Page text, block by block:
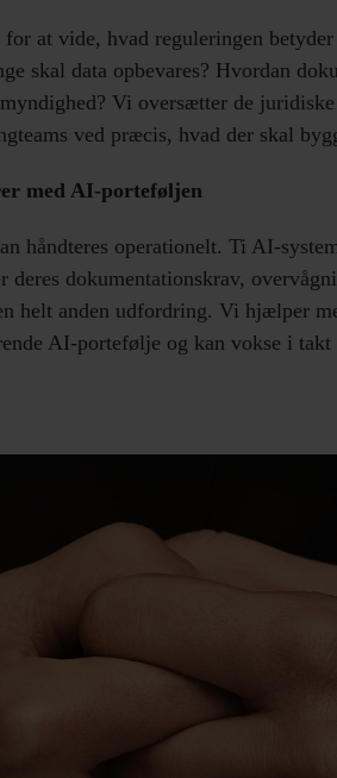
for at vide, hvad reguleringen
skal data opbevares? Hvordan
Vi oversætter de
ved præcis, hvad der skal
med AI-porteføljen
håndteres operationelt. Ti AI-
deres dokumentationskrav,
helt anden udfordring. Vi hjælper
AI-portefølje og kan vokse i takt